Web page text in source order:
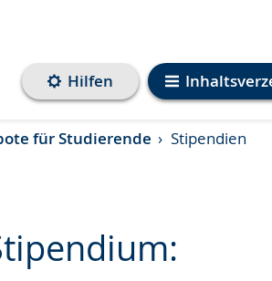
Hilfen
für Studierende Stipendien